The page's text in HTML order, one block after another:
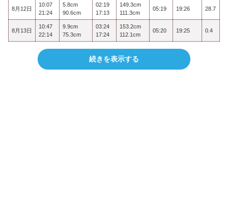
8月12日
10:07
21:24
5.8cm
90.6cm
02:19
17:13
149.3cm
111.3cm
05:19 19:26 28.7
8月13日
10:47
22:14
9.9cm
75.3cm
03:24
17:24
153.2cm
112.1cm
05:20 19:25 0.4
続きを表示する